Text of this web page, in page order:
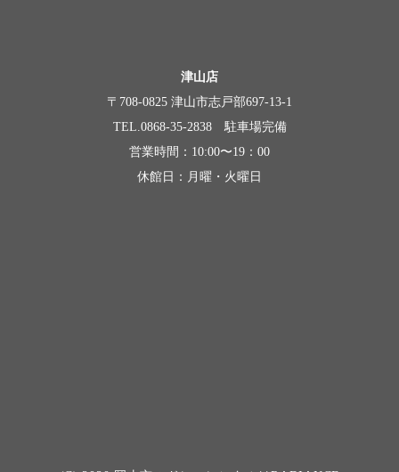
津山店
〒708-0825 津山市志戸部697-13-1
TEL.0868-35-2838 駐車場完備
営業時間：10:00〜19：00
休館日：月曜・火曜日